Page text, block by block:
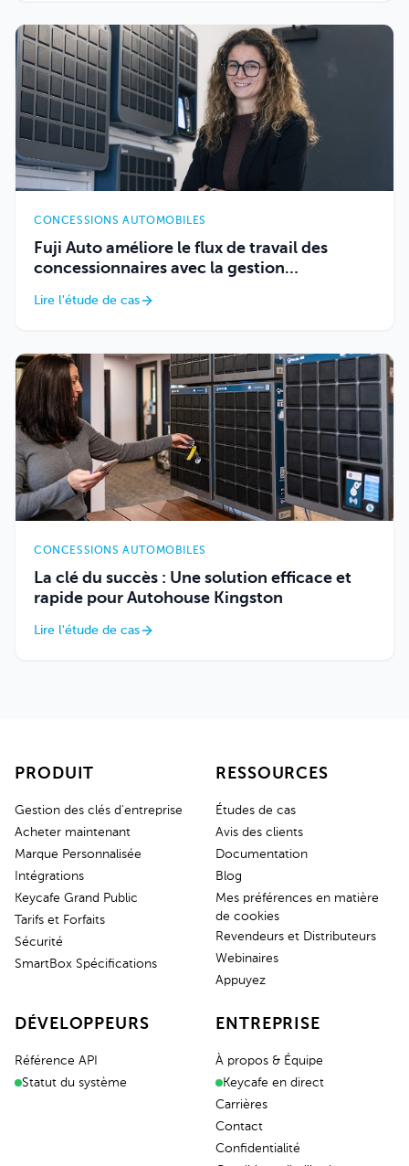
CONCESSIONS AUTOMOBILES
Fuji Auto améliore le flux de travail des
concessionnaires avec la gestion
Lire l'étude de cas
CONCESSIONS AUTOMOBILES
La clé du succès : Une solution efficace et
rapide pour Autohouse Kingston
Lire l'étude de cas
PRODUIT
Gestion des clés d'entreprise
Acheter maintenant
Marque Personnalisée
Intégrations
Keycafe Grand Public
Tarifs et Forfaits
Sécurité
SmartBox Spécifications
RESSOURCES
Études de cas
Avis des clients
Documentation
Blog
Mes préférences en matière
de cookies
Revendeurs et Distributeurs
Webinaires
Appuyez
DÉVELOPPEURS
Référence API
Statut du système
ENTREPRISE
À propos & Équipe
Keycafe en direct
Carrières
Contact
Confidentialité